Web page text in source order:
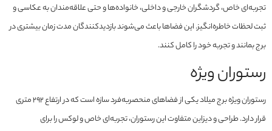
تجربه‌ای خاص، گردشگران خارجی و داخلی، خانواده‌ها و حتی علاقه‌مندان به عکاسی و
ثبت لحظات خاطره‌انگیز. این فضاها باعث می‌شوند بازدیدکنندگان مدت زمان بیشتری در
برج بمانند و تجربه خود را کامل کنند.
رستوران ویژه
رستوران ویژه برج میلاد یکی از فضاهای منحصربه‌فرد سازه است که در ارتفاع ۲۹۲ متری
قرار دارد. طراحی و دیزاین متفاوت این رستوران، تجربه‌ای خاص و لوکس را برای